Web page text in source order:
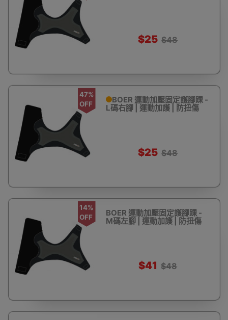
$25 $48
47%
OFF
BOER 運動加壓固定護腳踝 -
L碼右腳 | 運動加護 | 防扭傷
$25 $48
14%
OFF
BOER 運動加壓固定護腳踝 -
M碼左腳 | 運動加護 | 防扭傷
$41 $48